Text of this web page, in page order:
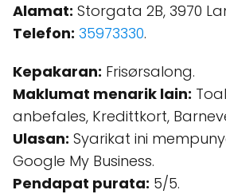
Alamat: Storgata 2B, 3970
Telefon: 35973330.
Kepakaran: Frisørsalong.
Maklumat menarik lain:
anbefales, Kredittkort,
Ulasan: Syarikat ini
Google My Business.
Pendapat purata: 5/5.